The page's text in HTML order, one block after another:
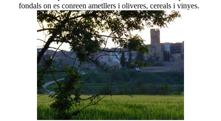
fondals on es conreen ametllers i oliveres, cereals i vinyes.